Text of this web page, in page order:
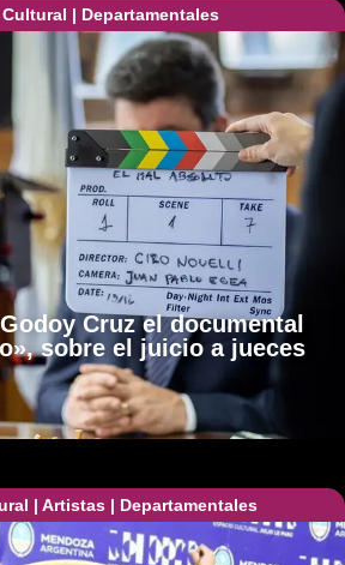
| Departamentales
Cruz el documental
sobre el juicio a jueces
| Artistas | Departamentales